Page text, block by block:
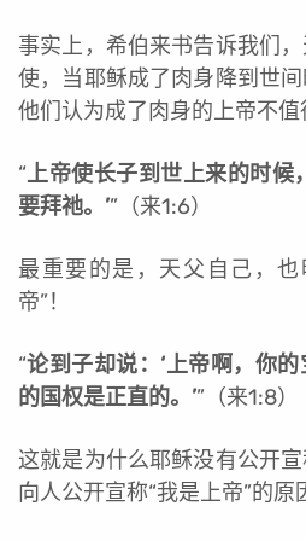
事实上，希伯来书告诉我们
使，当耶稣成了肉身降到世
他们认为成了肉身的上帝不值
“上帝使长子到世上来的时候
要拜祂。’”（来1:6）
最重要的是，天父自己，
帝”！
“论到子却说：‘上帝啊，你
的国权是正直的。’”（来1:8）
这就是为什么耶稣没有公开
向人公开宣称“我是上帝”的原